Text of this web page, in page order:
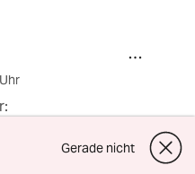
von Texten zu
Gerade nicht